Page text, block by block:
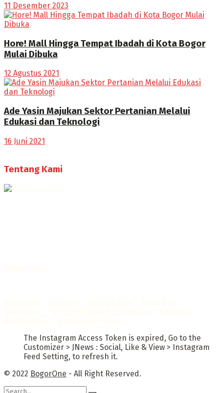
11 Desember 2023
Hore! Mall Hingga Tempat Ibadah di Kota Bogor
Mulai Dibuka
12 Agustus 2021
Ade Yasin Majukan Sektor Pertanian Melalui
Edukasi dan Teknologi
16 Juni 2021
Tentang Kami
The Instagram Access Token is expired, Go to the
Customizer > JNews : Social, Like & View > Instagram
Feed Setting, to refresh it.
© 2022 BogorOne - All Right Reserved.